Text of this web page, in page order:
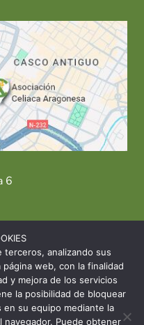
6
563
Sede Teruel
terceros, analizando sus
web, con la finalidad
y mejora de los servicios
la posibilidad de bloquear
en su equipo mediante la
Puede obtener